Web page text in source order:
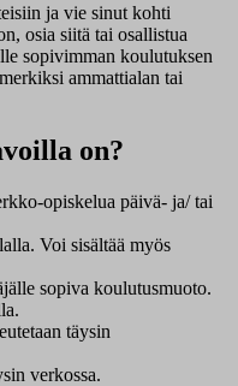
ja vie sinut kohti
osia siitä tai osallistua
sopivimman koulutuksen
ammattialan tai
on?
opiskelua päivä- ja/ tai
Voi sisältää myös
sopiva koulutusmuoto.
täysin
verkossa.